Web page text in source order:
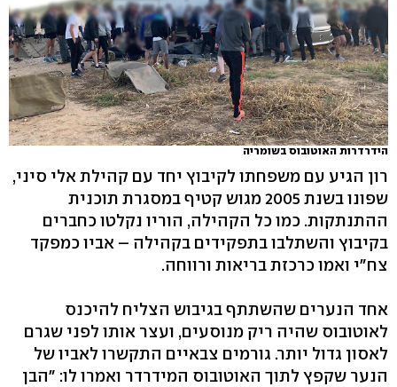
הידרדרות האוטובוס בשומריה
רון הגיע עם משפחתו לקיבוץ יחד עם קהילת אלי סיני,
שפונו בשנת 2005 מגוש קטיף במסגרת תוכנית
ההתנתקות. כמו כל הקהילה, הוריו נקלטו כחברים
בקיבוץ והשתלבו בתפקידים בקהילה – אביו כמפקד
צח"י ואמו כרכזת בריאות ורווחה.
אחד הנערים שהשתתף בגיבוש הצליח להיכנס
לאוטובוס שהיה ריק מנוסעים, ועצר אותו לפני שגרם
לאסון גדול יותר. גורמים צבאיים התקשרו לאביו של
הנער שקפץ לתוך האוטובוס המידרדר ואמרו לו: "הבן